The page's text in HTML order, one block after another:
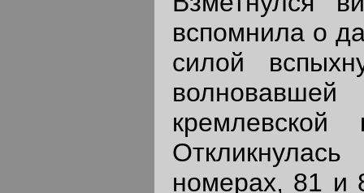
вспомнила о
силой
номерах, 81 и